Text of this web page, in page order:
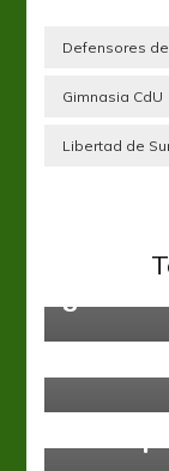
Defensores
Gimnasia CdU
Libertad de